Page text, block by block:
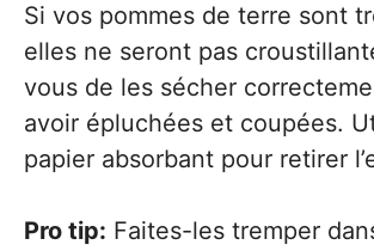
Si vos pommes de terre sont
elles ne seront pas
vous de les sécher
avoir épluchées et coupées.
papier absorbant pour retirer
Pro tip: Faites-les tremper